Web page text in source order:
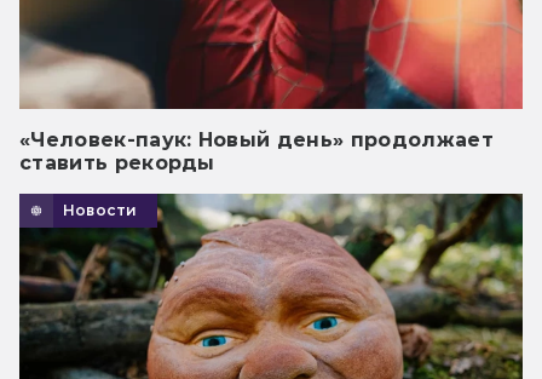
«Человек-паук: Новый день» продолжает
ставить рекорды
Новости